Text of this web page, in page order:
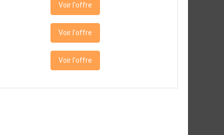
Voir l'offre
Voir l'offre
Voir l'offre